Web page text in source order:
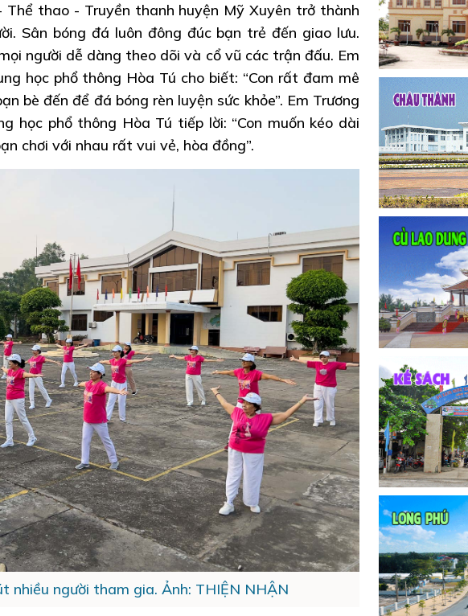
Thể thao - Truyền thanh huyện Mỹ Xuyên trở thành
Sân bóng đá luôn đông đúc bạn trẻ đến giao lưu.
người dễ dàng theo dõi và cổ vũ các trận đấu. Em
học phổ thông Hòa Tú cho biết: “Con rất đam mê
bè đến để đá bóng rèn luyện sức khỏe”. Em Trương
học phổ thông Hòa Tú tiếp lời: “Con muốn kéo dài
chơi với nhau rất vui vẻ, hòa đồng”.
nhiều người tham gia. Ảnh: THIỆN NHẬN